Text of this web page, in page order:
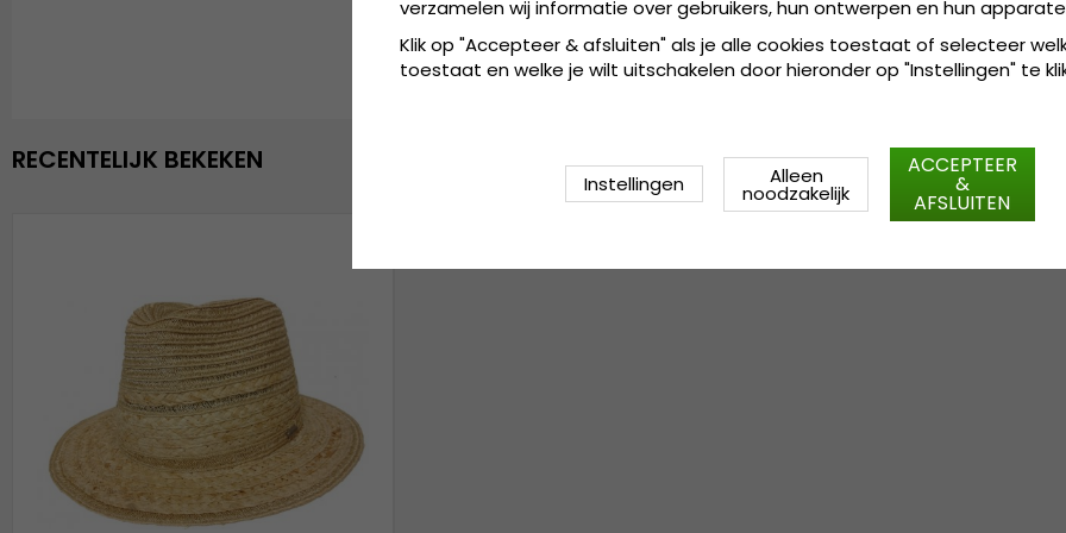
RECENTELIJK BEKEKEN
verzamelen wij informatie over gebruikers, hun ontwerpen en hun
Klik op "Accepteer & afsluiten" als je alle cookies toestaat of selecteer
toestaat en welke je wilt uitschakelen door hieronder op "Instellingen" te
Instellingen Alleen
noodzakelijk
ACCEPTEER
&
AFSLUITEN